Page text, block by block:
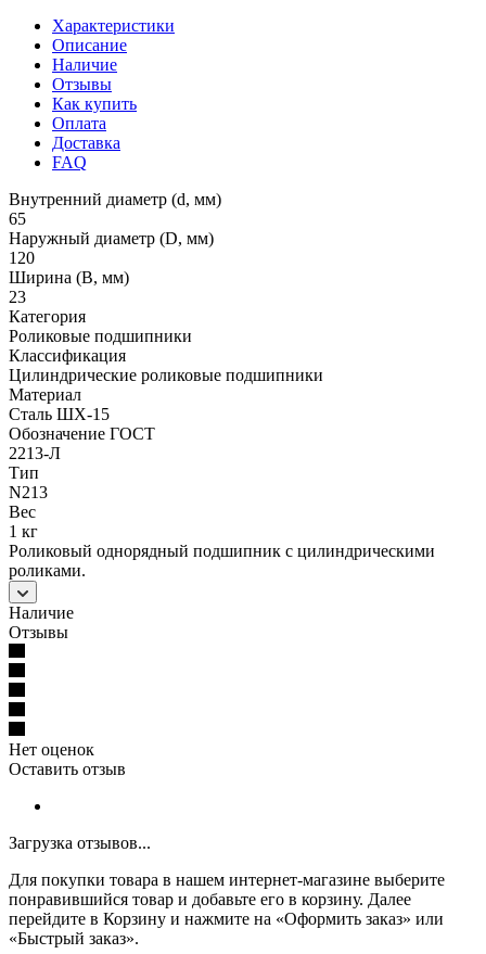
Характеристики
Описание
Наличие
Отзывы
Как купить
Оплата
Доставка
FAQ
Внутренний диаметр (d, мм)
65
Наружный диаметр (D, мм)
120
Ширина (B, мм)
23
Категория
Роликовые подшипники
Классификация
Цилиндрические роликовые подшипники
Материал
Сталь ШХ-15
Обозначение ГОСТ
2213-Л
Тип
N213
Вес
1 кг
Роликовый однорядный подшипник с цилиндрическими
роликами.
Наличие
Отзывы
Нет оценок
Оставить отзыв
Загрузка отзывов...
Для покупки товара в нашем интернет-магазине выберите
понравившийся товар и добавьте его в корзину. Далее
перейдите в Корзину и нажмите на «Оформить заказ» или
«Быстрый заказ».